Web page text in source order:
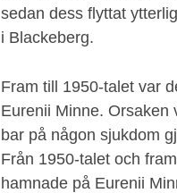
sedan dess flyttat
i Blackeberg.
Fram till 1950-talet var
Eurenii Minne. Orsaken
bar på någon sjukdom
Från 1950-talet och
hamnade på Eurenii